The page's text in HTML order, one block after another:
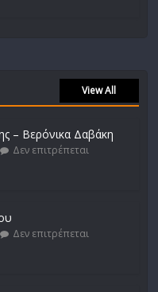
View All
– Βερόνικα Δαβάκη
Δεν επιτρέπεται
Δεν επιτρέπεται